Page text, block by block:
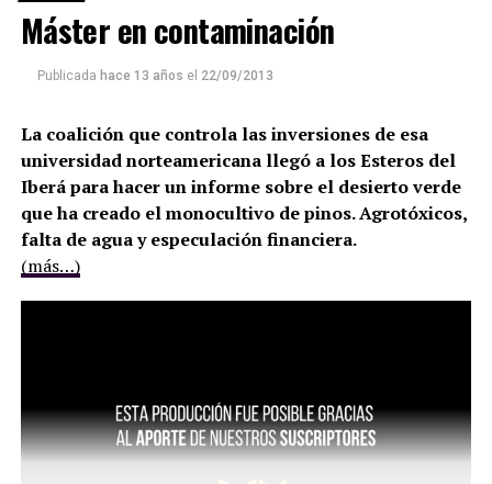
Máster en contaminación
Publicada hace 13 años el 22/09/2013
La coalición que controla las inversiones de esa
universidad norteamericana llegó a los Esteros del
Iberá para hacer un informe sobre el desierto verde
que ha creado el monocultivo de pinos. Agrotóxicos,
falta de agua y especulación financiera.
(más…)